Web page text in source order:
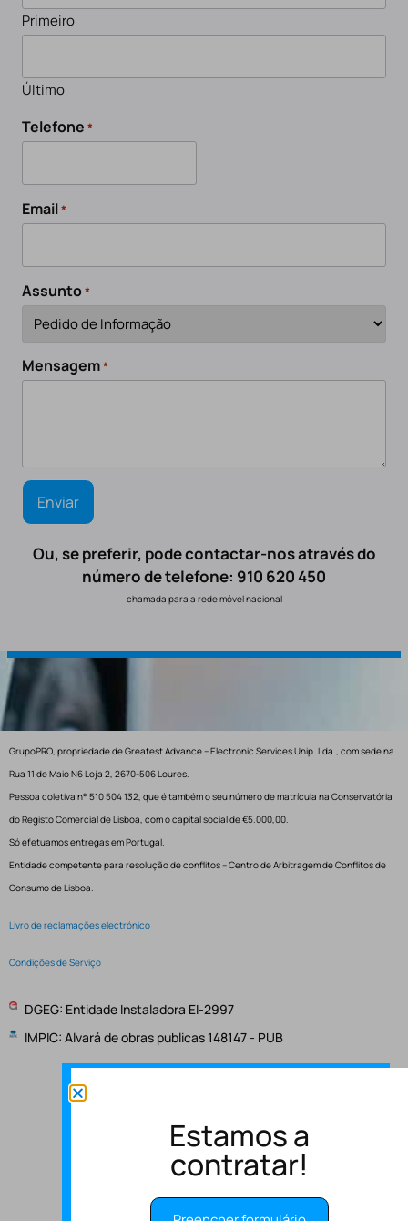
Primeiro
Último
Telefone *
Email*
Assunto*
Mensagem*
Ou, se preferir, pode contactar-nos através do
número de telefone: 910 620 450
chamada para a rede móvel nacional
GrupoPRO, propriedade de Greatest Advance – Electronic Services Unip. Lda., com sede na
Rua 11 de Maio N6 Loja 2, 2670-506 Loures.
Pessoa coletiva n° 510 504 132, que é também o seu número de matrícula na Conservatória
do Registo Comercial de Lisboa, com o capital social de €5.000,00.
Só efetuamos entregas em Portugal.
Entidade competente para resolução de conflitos – Centro de Arbitragem de Conflitos de
Consumo de Lisboa.
Livro de reclamações electrónico
Condições de Serviço
DGEG: Entidade Instaladora EI-2997
IMPIC: Alvará de obras publicas 148147 - PUB
Estamos a
contratar!